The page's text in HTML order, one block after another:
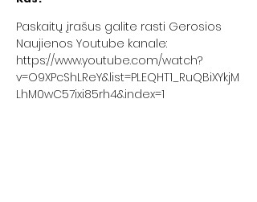
Paskaitų įrašus galite rasti Gerosios
Naujienos Youtube kanale:
https://www.youtube.com/watch?
v=O9XPcShLReY&list=PLEQHT1_RuQBiXYkjM
LhM0wC57ixi85rh4&index=1